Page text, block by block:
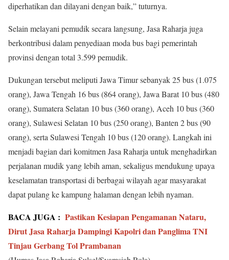
diperhatikan dan dilayani dengan baik,” tuturnya.
Selain melayani pemudik secara langsung, Jasa Raharja juga
berkontribusi dalam penyediaan moda bus bagi pemerintah
provinsi dengan total 3.599 pemudik.
Dukungan tersebut meliputi Jawa Timur sebanyak 25 bus (1.075
orang), Jawa Tengah 16 bus (864 orang), Jawa Barat 10 bus (480
orang), Sumatera Selatan 10 bus (360 orang), Aceh 10 bus (360
orang), Sulawesi Selatan 10 bus (250 orang), Banten 2 bus (90
orang), serta Sulawesi Tengah 10 bus (120 orang). Langkah ini
menjadi bagian dari komitmen Jasa Raharja untuk menghadirkan
perjalanan mudik yang lebih aman, sekaligus mendukung upaya
keselamatan transportasi di berbagai wilayah agar masyarakat
dapat pulang ke kampung halaman dengan lebih nyaman.
BACA JUGA : Pastikan Kesiapan Pengamanan Nataru,
Dirut Jasa Raharja Dampingi Kapolri dan Panglima TNI
Tinjau Gerbang Tol Prambanan